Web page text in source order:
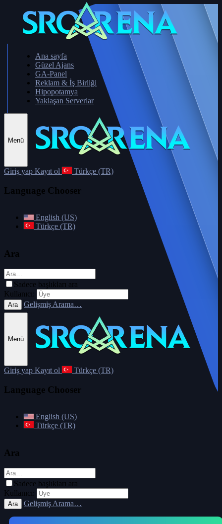
Ana sayfa
Güzel Ajans
GA-Panel
Reklam & İş Birliği
Hipopotamya
Yaklaşan Serverlar
Menü
Giriş yap Kayıt ol Türkçe (TR)
Language Chooser
English (US)
Türkçe (TR)
Ara
Sadece başlıkları ara
Kullanıcı:
Ara Gelişmiş Arama…
Menü
Giriş yap Kayıt ol Türkçe (TR)
Language Chooser
English (US)
Türkçe (TR)
Ara
Sadece başlıkları ara
Kullanıcı:
Ara Gelişmiş Arama…